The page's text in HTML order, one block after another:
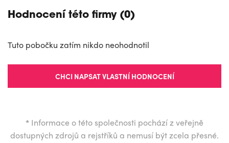
Hodnocení této firmy (0)
Tuto pobočku zatím nikdo neohodnotil
CHCI NAPSAT VLASTNÍ HODNOCENÍ
* Informace o této společnosti pochází z veřejně
dostupných zdrojů a rejstříků a nemusí být zcela přesné.